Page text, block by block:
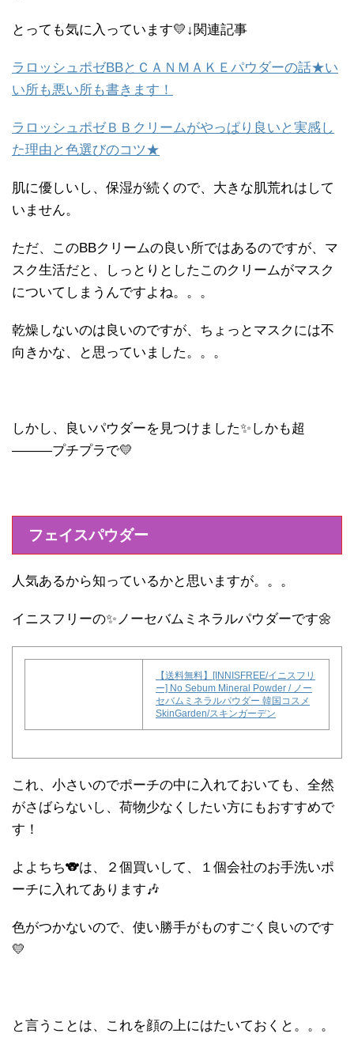
とっても気に入っています💛↓関連記事
ラロッシュポゼBBとＣＡＮＭＡＫＥパウダーの話★い
い所も悪い所も書きます！
ラロッシュポゼＢＢクリームがやっぱり良いと実感し
た理由と色選びのコツ★
肌に優しいし、保湿が続くので、大きな肌荒れはして
いません。
ただ、このBBクリームの良い所ではあるのですが、マ
スク生活だと、しっとりとしたこのクリームがマスク
についてしまうんですよね。。。
乾燥しないのは良いのですが、ちょっとマスクには不
向きかな、と思っていました。。。
しかし、良いパウダーを見つけました✨しかも超
―――プチプラで💛
フェイスパウダー
人気あるから知っているかと思いますが。。。
イニスフリーの✨ノーセバムミネラルパウダーです🌼
【送料無料】[INNISFREE/イニスフリ
ー] No Sebum Mineral Powder / ノー
セバムミネラルパウダー 韓国コスメ
SkinGarden/スキンガーデン
これ、小さいのでポーチの中に入れておいても、全然
がさばらないし、荷物少なくしたい方にもおすすめで
す！
よよちち🐨は、２個買いして、１個会社のお手洗いポ
ーチに入れてあります🎶
色がつかないので、使い勝手がものすごく良いのです
💛
と言うことは、これを顔の上にはたいておくと。。。